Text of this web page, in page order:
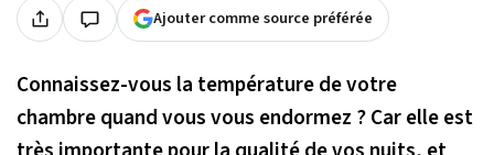
Ajouter comme source préférée
Connaissez-vous la température de votre
chambre quand vous vous endormez ? Car elle est